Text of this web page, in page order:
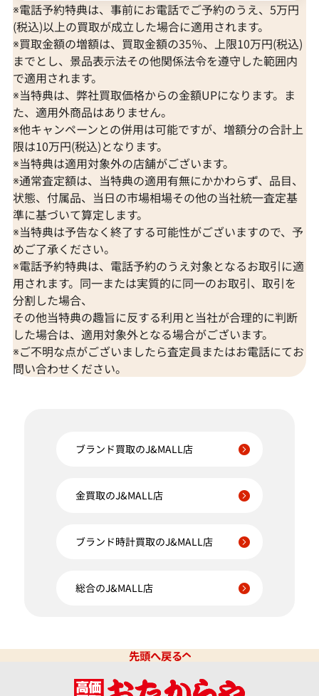
※電話予約特典は、事前にお電話でご予約のうえ、5万円
(税込)以上の買取が成立した場合に適用されます。
※買取金額の増額は、買取金額の35％、上限10万円(税込)
までとし、景品表示法その他関係法令を遵守した範囲内
で適用されます。
※当特典は、弊社買取価格からの金額UPになります。ま
た、適用外商品はありません。
※他キャンペーンとの併用は可能ですが、増額分の合計上
限は10万円(税込)となります。
※当特典は適用対象外の店舗がございます。
※通常査定額は、当特典の適用有無にかかわらず、品目、
状態、付属品、当日の市場相場その他の当社統一査定基
準に基づいて算定します。
※当特典は予告なく終了する可能性がございますので、予
めご了承ください。
※電話予約特典は、電話予約のうえ対象となるお取引に適
用されます。同一または実質的に同一のお取引、取引を
分割した場合、
その他当特典の趣旨に反する利用と当社が合理的に判断
した場合は、適用対象外となる場合がございます。
※ご不明な点がございましたら査定員またはお電話にてお
問い合わせください。
ブランド買取のJ&MALL店
金買取のJ&MALL店
ブランド時計買取のJ&MALL店
総合のJ&MALL店
先頭へ戻る